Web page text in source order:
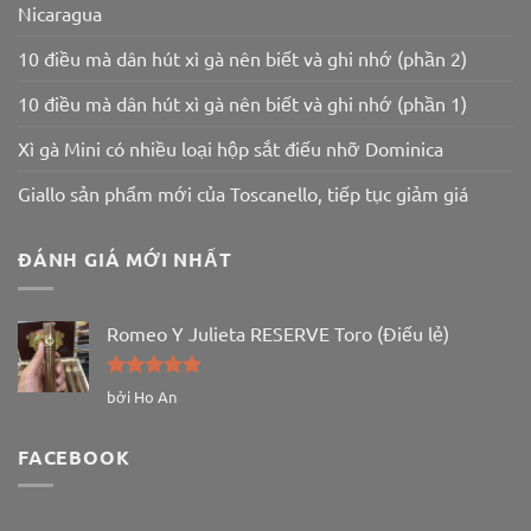
Nicaragua
10 điều mà dân hút xì gà nên biết và ghi nhớ (phần 2)
10 điều mà dân hút xì gà nên biết và ghi nhớ (phần 1)
Xì gà Mini có nhiều loại hộp sắt điếu nhỡ Dominica
Giallo sản phẩm mới của Toscanello, tiếp tục giảm giá
ĐÁNH GIÁ MỚI NHẤT
Romeo Y Julieta RESERVE Toro (Điếu lẻ)
Được xếp
bởi Ho An
FACEBOOK